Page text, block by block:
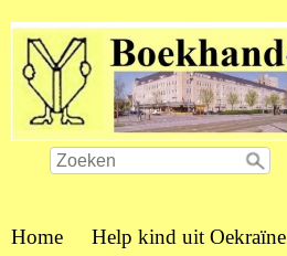
Home
Help kind uit Oekraïne